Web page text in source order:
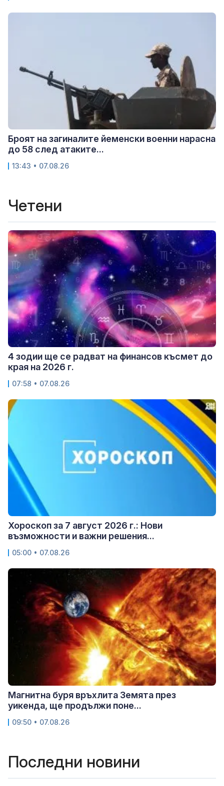
Броят на загиналите йеменски военни нарасна
до 58 след атаките...
13:43 • 07.08.26
Четени
4 зодии ще се радват на финансов късмет до
края на 2026 г.
07:58 • 07.08.26
Хороскоп за 7 август 2026 г.: Нови
възможности и важни решения...
05:00 • 07.08.26
Магнитна буря връхлита Земята през
уикенда, ще продължи поне...
09:50 • 07.08.26
Последни новини